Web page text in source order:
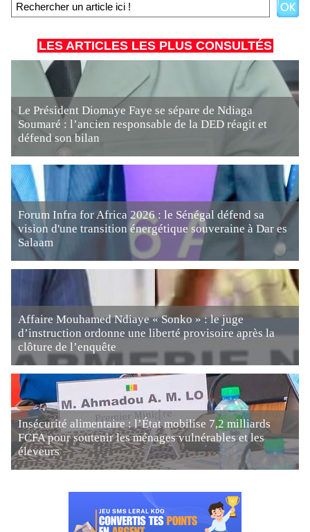
LES ARTICLES LES PLUS CONSULTÉS
Le Président Diomaye Faye se sépare de Ndiaga
Soumaré : l’ancien responsable de la DED réagit et
défend son bilan
Forum Infra for Africa 2026 : le Sénégal défend sa
vision d'une transition énergétique souveraine à Dar es
Salaam
Affaire Mouhamed Ndiaye « Sonko » : le juge
d’instruction ordonne une liberté provisoire après la
clôture de l’enquête
Insécurité alimentaire : l’État mobilise 7,2 milliards
FCFA pour soutenir les ménages vulnérables et les
éleveurs